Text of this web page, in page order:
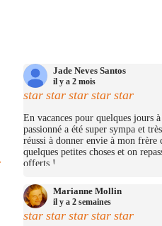
Jade Neves Santos
il y a 2 mois
star star star star star
En vacances pour quelques
passionné a été super sympa et
réussi à donner envie à mon
quelques petites choses et on
offerts !
Marianne Mollin
il y a 2 semaines
star star star star star